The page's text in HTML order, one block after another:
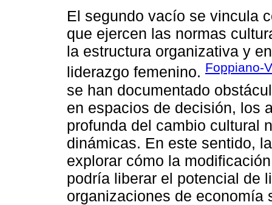
El segundo vacío se vincula
que ejercen las normas
la estructura organizativa y
liderazgo femenino. Foppiano-
se han documentado
en espacios de decisión, los
profunda del cambio cultural
dinámicas. En este sentido,
explorar cómo la
podría liberar el potencial de
organizaciones de economía